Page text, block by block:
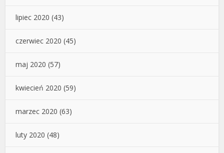
lipiec 2020 (43)
czerwiec 2020 (45)
maj 2020 (57)
kwiecień 2020 (59)
marzec 2020 (63)
luty 2020 (48)